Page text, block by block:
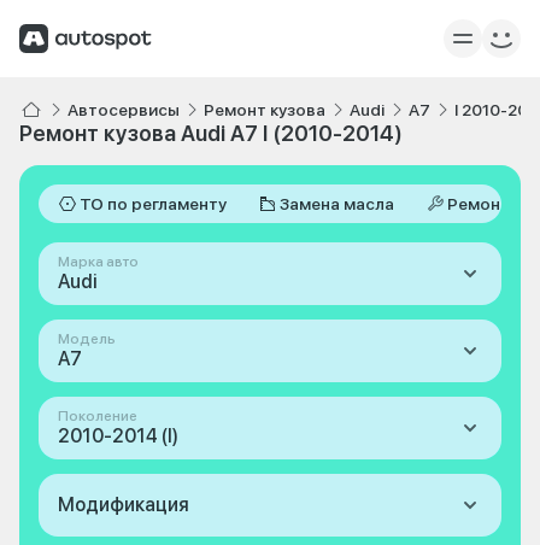
Автосервисы Ремонт кузова Audi A7 I 2010-
Ремонт кузова Audi A7 I (2010-2014)
ТО по регламенту Замена масла Ремонт
Марка авто
Audi
Модель
A7
Поколение
2010-2014 (I)
Модификация